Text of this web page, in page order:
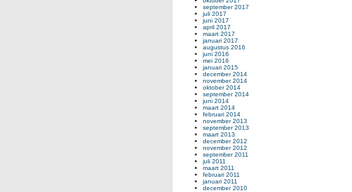
september 2017
juli 2017
juni 2017
april 2017
maart 2017
januari 2017
augustus 2016
juni 2016
mei 2016
januari 2015
december 2014
november 2014
oktober 2014
september 2014
juni 2014
maart 2014
februari 2014
november 2013
september 2013
maart 2013
december 2012
november 2012
september 2011
juli 2011
maart 2011
februari 2011
januari 2011
december 2010